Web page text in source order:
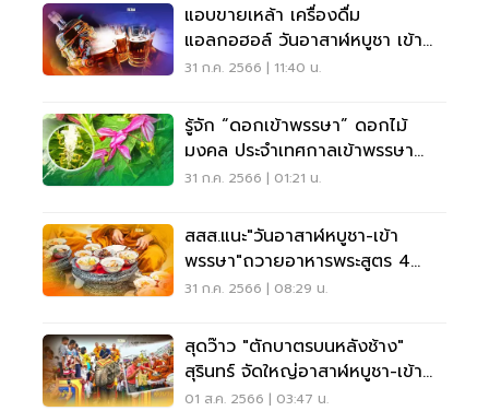
แอบขายเหล้า เครื่องดื่ม
แอลกอฮอล์ วันอาสาฬหบูชา เข้า
พรรษา เจอโทษหนักแค่ไหน
31 ก.ค. 2566 | 11:40 น.
รู้จัก “ดอกเข้าพรรษา” ดอกไม้
มงคล ประจำเทศกาลเข้าพรรษา
ที่มาและความหมาย
31 ก.ค. 2566 | 01:21 น.
สสส.แนะ"วันอาสาฬหบูชา-เข้า
พรรษา"ถวายอาหารพระสูตร 4
เสริม 2 ลด
31 ก.ค. 2566 | 08:29 น.
สุดว๊าว "ตักบาตรบนหลังช้าง"
สุรินทร์ จัดใหญ่อาสาฬหบูชา-เข้า
พรรษา 2566
01 ส.ค. 2566 | 03:47 น.